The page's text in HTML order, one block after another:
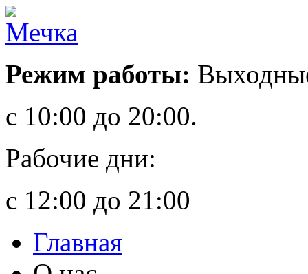
Режим работы:
с 10:00 до 20:00.
Рабочие дни:
с 12:00 до 21:00
Главная